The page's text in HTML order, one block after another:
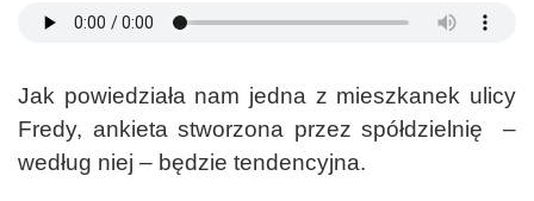
Jak powiedziała nam jedna z mieszkanek ulicy
Fredy, ankieta stworzona przez spółdzielnię –
według niej – będzie tendencyjna.